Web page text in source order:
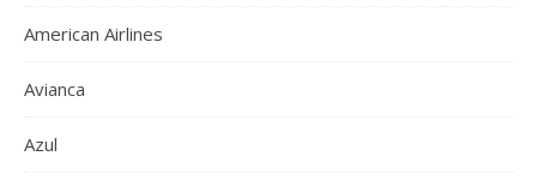
American Airlines
Avianca
Azul